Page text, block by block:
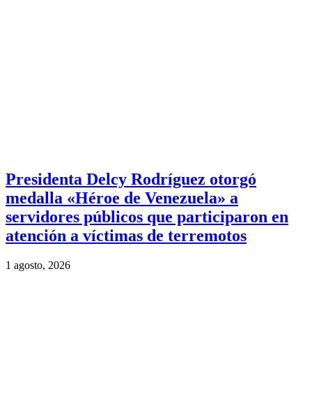
Presidenta Delcy Rodríguez otorgó
medalla «Héroe de Venezuela» a
servidores públicos que participaron en
atención a víctimas de terremotos
1 agosto, 2026